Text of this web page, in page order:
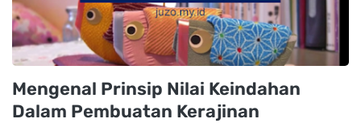
Mengenal Prinsip Nilai Keindahan
Dalam Pembuatan Kerajinan